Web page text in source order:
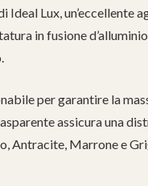
Ideal Lux, un’eccellente
in fusione
per garantire la
assicura una
Antracite, Marrone e